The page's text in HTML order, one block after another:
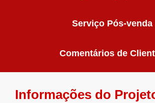
Serviço Pós-venda
Comentários de
Informações do